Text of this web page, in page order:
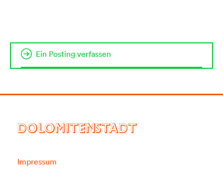
Ein Posting verfassen
DOLOMITENSTADT
Impressum